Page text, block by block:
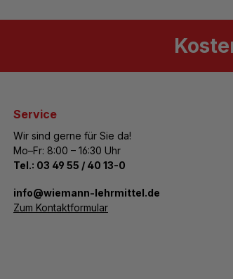
Service
Wir sind gerne für Sie da!
Mo–Fr: 8:00 – 16:30 Uhr
Tel.: 03 49 55 / 40 13-0
­info@wiemann-lehrmittel.de
Zum Kontaktformular